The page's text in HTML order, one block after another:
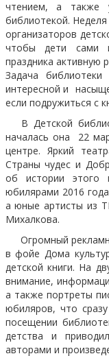
чтением, а также
библиотекой.
организаторов
чтобы дети сами
праздника активную
Задача
интересной и
если подружиться с
В Детской
началась она 22
центре. Яркий
Страны чудес и
об истории этого
юбилярами 2016
а юные артисты из
Михалкова.
Огромный
в фойе Дома
детской книги. На
внимание,
а также портреты
юбиляров, что
посещении
детства и
авторами и